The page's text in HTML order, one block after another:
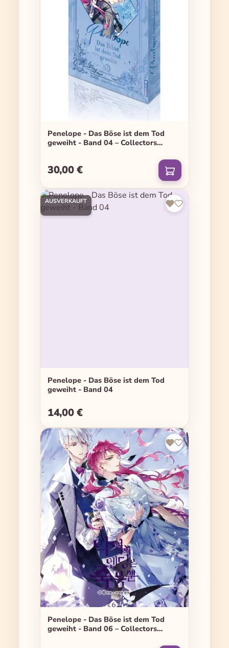
Penelope - Das Böse ist dem Tod
geweiht - Band 04 – Collectors
Regulärer Preis:
30,00 €
AUSVERKAUFT
Penelope - Das Böse ist dem Tod
geweiht - Band 04
Regulärer Preis:
14,00 €
Penelope - Das Böse ist dem Tod
geweiht - Band 06 – Collectors